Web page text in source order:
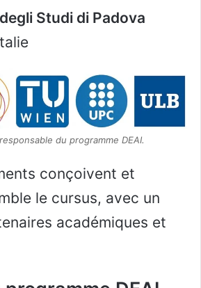
Studi di Padova
du programme DEAI.
conçoivent et
le cursus, avec un
académiques et